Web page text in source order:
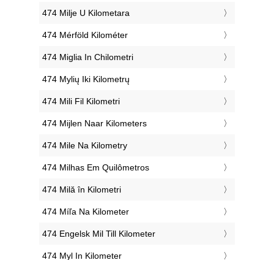
‎474 Milje U Kilometara
‎474 Mérföld Kilométer
‎474 Miglia In Chilometri
‎474 Mylių Iki Kilometrų
‎474 Mili Fil Kilometri
‎474 Mijlen Naar Kilometers
‎474 Mile Na Kilometry
‎474 Milhas Em Quilômetros
‎474 Milă în Kilometri
‎474 Míľa Na Kilometer
‎474 Engelsk Mil Till Kilometer
‎474 Myl In Kilometer